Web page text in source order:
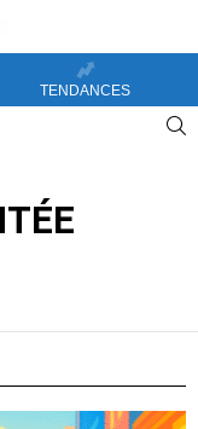
TENDANCES